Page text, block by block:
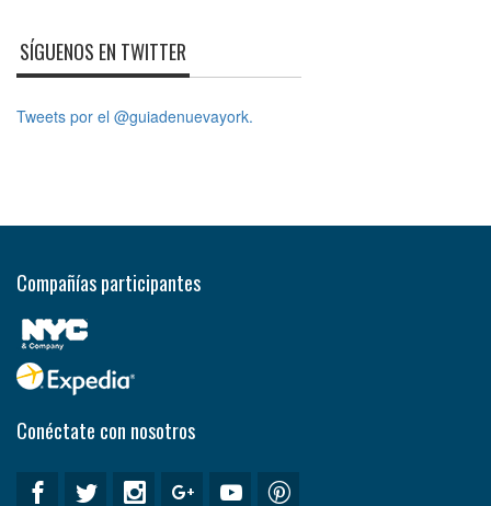
SÍGUENOS EN TWITTER
Tweets por el @guiadenuevayork.
Compañías participantes
Conéctate con nosotros